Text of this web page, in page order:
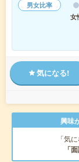
男女比率
女
気になる!
興味
「気
「